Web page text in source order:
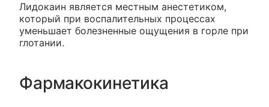
Лидокаин является местным анестетиком,
который при воспалительных процессах
уменьшает болезненные ощущения в горле при
глотании.
Фармакокинетика